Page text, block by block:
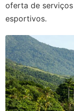
oferta de
esportivos.